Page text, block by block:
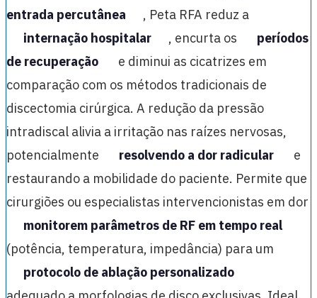
entrada percutânea
, Peta RFA reduz a
internação hospitalar
, encurta os
períodos
de recuperação
e diminui as cicatrizes em
comparação com os métodos tradicionais de
discectomia cirúrgica. A redução da pressão
intradiscal alivia a irritação nas raízes nervosas,
potencialmente
resolvendo a dor radicular
e
restaurando a mobilidade do paciente. Permite que
cirurgiões ou especialistas intervencionistas em dor
monitorem parâmetros de RF em tempo real
(potência, temperatura, impedância) para um
protocolo de ablação personalizado